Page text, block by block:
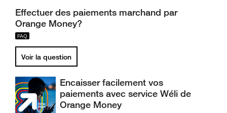
Effectuer des paiements marchand par
Orange Money?
Voir la question
Encaisser facilement vos
paiements avec service Wéli de
Orange Money